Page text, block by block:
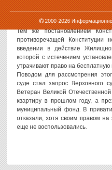
2000-2026
КС признал
соответствующую норму
такой запрет.
Тем же постановлением
противоречащей Конституции
введении в действие
которой с истечением
утрачивают право на
Поводом для рассмотрения
суде стал запрос Верховного
Ветеран Великой
квартиру в прошлом году, а
муниципальный фонд. В
отказали, хотя своим правом
еще не воспользовались.